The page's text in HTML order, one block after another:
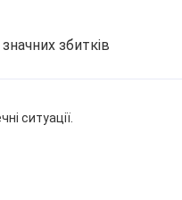
збитків
ситуації.